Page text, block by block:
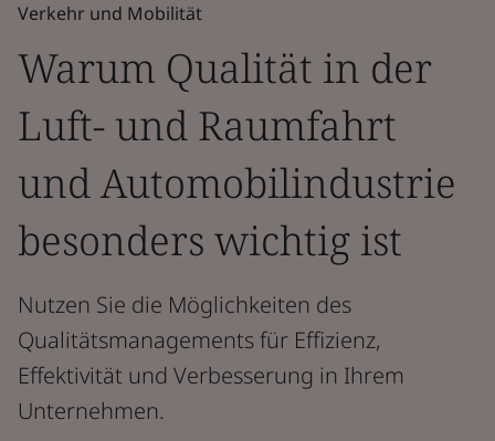
Verkehr und Mobilität
Warum Qualität in der
Luft- und Raumfahrt
und Automobilindustrie
besonders wichtig ist
Nutzen Sie die Möglichkeiten des
Qualitätsmanagements für Effizienz,
Effektivität und Verbesserung in Ihrem
Unternehmen.